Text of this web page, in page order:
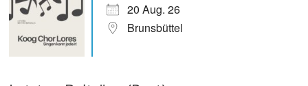
20 Aug. 26
Brunsbüttel